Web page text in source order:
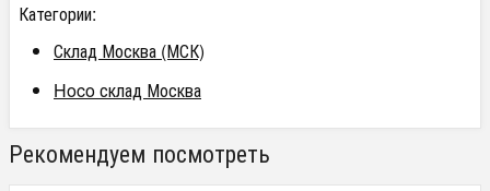
Категории:
Склад Москва (МСК)
Hoco склад Москва
Рекомендуем посмотреть